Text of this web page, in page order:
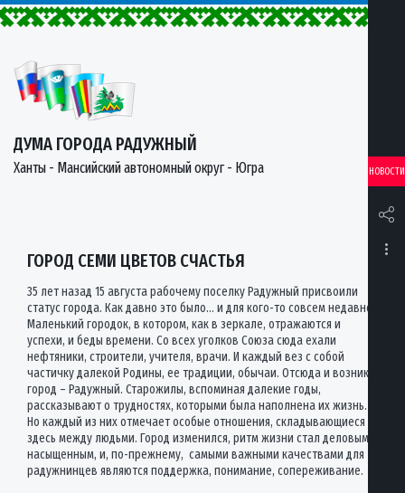
ДУМА ГОРОДА РАДУЖНЫЙ
Ханты - Мансийский автономный округ - Югра НОВОСТИ
ГОРОД СЕМИ ЦВЕТОВ СЧАСТЬЯ
35 лет назад 15 августа рабочему поселку Радужный присвоили
статус города. Как давно это было… и для кого-то совсем недавно.
Маленький городок, в котором, как в зеркале, отражаются и
успехи, и беды времени. Со всех уголков Союза сюда ехали
нефтяники, строители, учителя, врачи. И каждый вез с собой
частичку далекой Родины, ее традиции, обычаи. Отсюда и возник
город – Радужный. Старожилы, вспоминая далекие годы,
рассказывают о трудностях, которыми была наполнена их жизнь.
Но каждый из них отмечает особые отношения, складывающиеся
здесь между людьми. Город изменился, ритм жизни стал деловым,
насыщенным, и, по-прежнему, самыми важными качествами для
радужнинцев являются поддержка, понимание, сопереживание.